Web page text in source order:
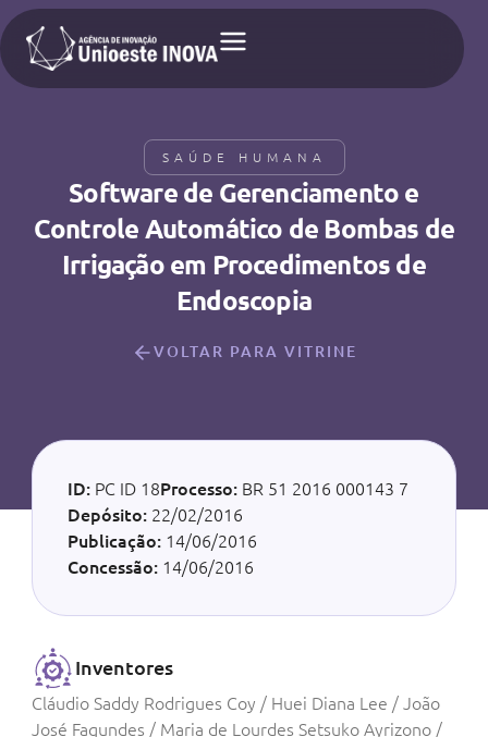
SAÚDE HUMANA
Software de Gerenciamento e
Controle Automático de Bombas de
Irrigação em Procedimentos de
Endoscopia
VOLTAR PARA VITRINE
ID: PC ID 18Processo: BR 51 2016 000143 7
Depósito: 22/02/2016
Publicação: 14/06/2016
Concessão: 14/06/2016
Inventores
Cláudio Saddy Rodrigues Coy / Huei Diana Lee / João
José Fagundes / Maria de Lourdes Setsuko Ayrizono /